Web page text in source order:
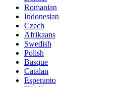
Romanian
Indonesian
Czech
Afrikaans
Swedish
Polish
Basque
Catalan
Esperanto